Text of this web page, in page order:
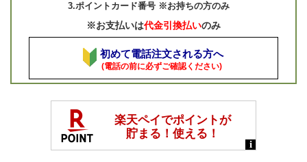
3.ポイントカード番号 ※お持ちの方のみ
※お支払いは代金引換払いのみ
初めて電話注文される方へ
(電話の前に必ずご確認ください)